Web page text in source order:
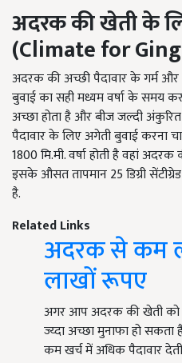
अदरककीखेतीके
(Climate for
अदरक की अच्छी पैदावार के गर्म और
बुवाई का सही मध्यम वर्षा के समय
अच्छा होता है और बीज जल्दी अंकुरित
पैदावार के लिए अगेती बुवाई करना
1800 मि.मी. वर्षा होती है वहां
इसके औसत तापमान 25 डिग्री सेंटीग्रेड
है.
Related Links
अदरक से कम
लाखों रूपए
अगर आप अदरक की खेती को
ज्य्दा अच्छा मुनाफा हो
कम खर्च में अधिक पैदावार